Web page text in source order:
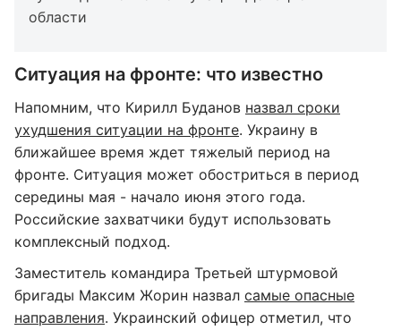
области
Ситуация на фронте: что известно
Напомним, что Кирилл Буданов назвал сроки
ухудшения ситуации на фронте. Украину в
ближайшее время ждет тяжелый период на
фронте. Ситуация может обостриться в период
середины мая - начало июня этого года.
Российские захватчики будут использовать
комплексный подход.
Заместитель командира Третьей штурмовой
бригады Максим Жорин назвал самые опасные
направления. Украинский офицер отметил, что